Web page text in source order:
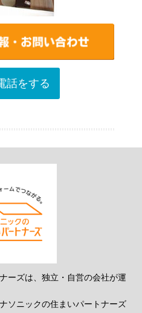
話をする
ーズは、独立・自営の会社が運
ソニックの住まいパートナーズ